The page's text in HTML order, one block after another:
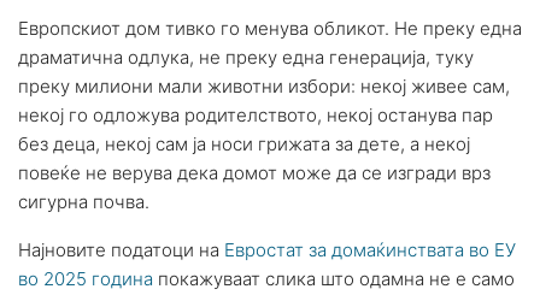
Европскиот дом тивко го менува обликот. Не преку една
драматична одлука, не преку една генерација, туку
преку милиони мали животни избори: некој живее сам,
некој го одложува родителството, некој останува пар
без деца, некој сам ја носи грижата за дете, а некој
повеќе не верува дека домот може да се изгради врз
сигурна почва.
Најновите податоци на Евростат за домаќинствата во ЕУ
во 2025 година покажуваат слика што одамна не е само